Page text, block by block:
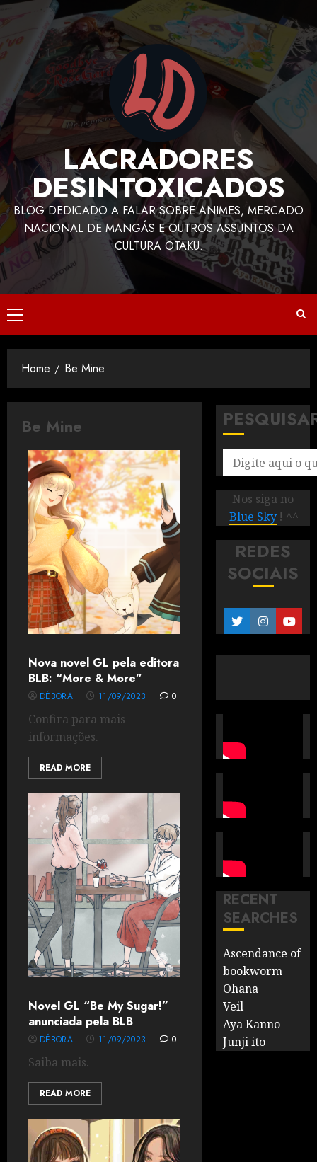
LACRADORES
DESINTOXICADOS
BLOG DEDICADO A FALAR SOBRE ANIMES, MERCADO
NACIONAL DE MANGÁS E OUTROS ASSUNTOS DA
CULTURA OTAKU.
Home Be Mine
Be Mine
Nova novel GL pela editora
BLB: “More & More”
DÉBORA 11/09/2023 0
Confira para mais
informações.
READ MORE
Novel GL “Be My Sugar!”
anunciada pela BLB
DÉBORA 11/09/2023 0
Saiba mais.
READ MORE
Nos siga no
Blue Sky ! ^^
REDES
SOCIAIS
RECENT
SEARCHES
Ascendance of
bookworm
Ohana
Veil
Aya Kanno
Junji ito